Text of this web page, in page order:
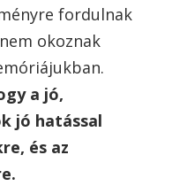
fordulnak
okoznak
a jó,
jó hatással
és az